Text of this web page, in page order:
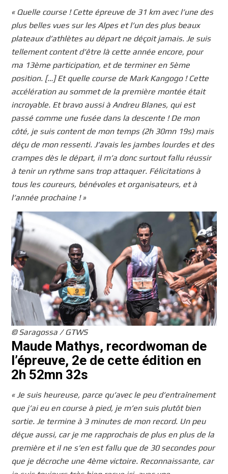
« Quelle course ! Cette épreuve de 31 km avec l’une des
plus belles vues sur les Alpes et l’un des plus beaux
plateaux d’athlètes au départ ne déçoit jamais. Je suis
tellement content d’être là cette année encore, pour
ma 13ème participation, et de terminer en 5ème
position. […] Et quelle course de Mark Kangogo ! Cette
accélération au sommet de la première montée était
incroyable. Et bravo aussi à Andreu Blanes, qui est
passé comme une fusée dans la descente ! De mon
côté, je suis content de mon temps (2h 30mn 19s) mais
déçu de mon ressenti. J’avais les jambes lourdes et des
crampes dès le départ, il m’a donc surtout fallu réussir
à tenir un rythme sans trop attaquer. Félicitations à
tous les coureurs, bénévoles et organisateurs, et à
l’année prochaine ! »
© Saragossa / GTWS
Maude Mathys, recordwoman de
l’épreuve, 2e de cette édition en
2h 52mn 32s
« Je suis heureuse, parce qu’avec le peu d’entraînement
que j’ai eu en course à pied, je m’en suis plutôt bien
sortie. Je termine à 3 minutes de mon record. Un peu
déçue aussi, car je me rapprochais de plus en plus de la
première et il ne s’en est fallu que de 30 secondes pour
que je décroche une 4ème victoire. Reconnaissante, car